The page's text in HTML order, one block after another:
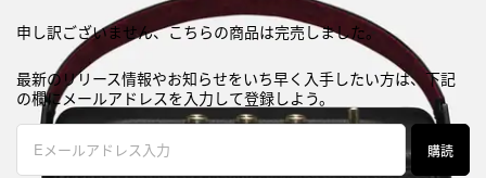
申し訳ございません、こちらの商品は完売しました。
最新のリリース情報やお知らせをいち早く入手したい方は、下記
の欄にメールアドレスを入力して登録しよう。
購読